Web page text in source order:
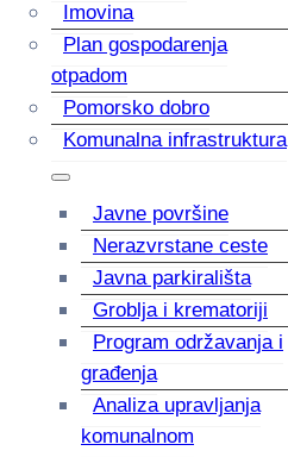
Imovina
Plan gospodarenja
otpadom
Pomorsko dobro
Komunalna infrastruktura
Javne površine
Nerazvrstane ceste
Javna parkirališta
Groblja i krematoriji
Program održavanja i
građenja
Analiza upravljanja
komunalnom